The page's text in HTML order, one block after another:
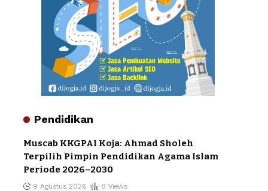
Pendidikan
Muscab KKGPAI Koja: Ahmad Sholeh
Terpilih Pimpin Pendidikan Agama Islam
Periode 2026–2030
9 Agustus 2026 8 Views